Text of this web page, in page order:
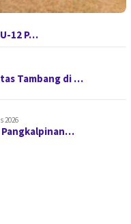
12 P…
Tambang di …
2026
Pangkalpinan…